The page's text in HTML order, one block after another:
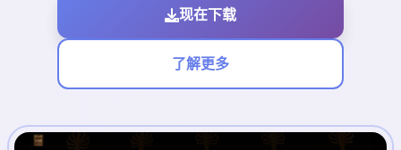
现在下载
了解更多